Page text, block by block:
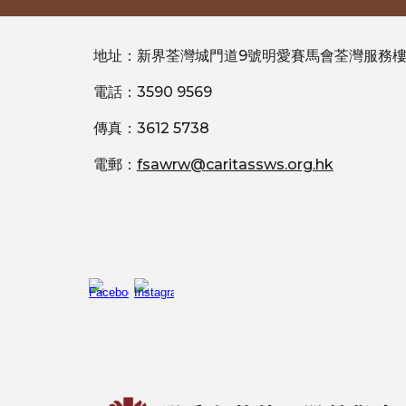
地址：新界荃灣城門道9號明愛賽馬會荃灣服務
電話：3590 9569
傳真：3612 5738
電郵： fsawrw@caritassws.org.hk